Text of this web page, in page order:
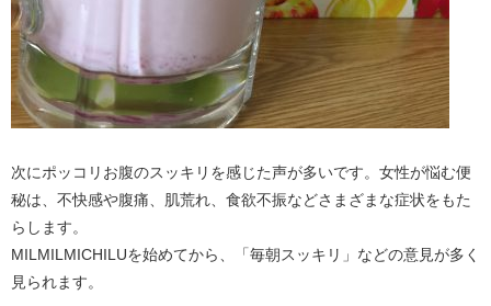
次にポッコリお腹のスッキリを感じた声が多いです。女性が悩む便
秘は、不快感や腹痛、肌荒れ、食欲不振などさまざまな症状をもた
らします。
MILMILMICHILUを始めてから、「毎朝スッキリ」などの意見が多く
見られます。